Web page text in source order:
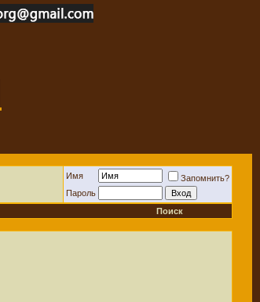
Имя
Запомнить?
Пароль
Поиск